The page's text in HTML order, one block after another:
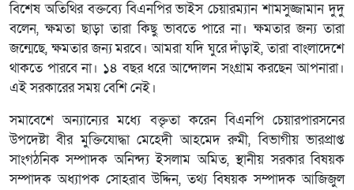
বিশেষ অতিথির বক্তব্যে বিএনপির ভাইস চেয়ারম্যান শামসুজ্জামান দুদু
বলেন, ক্ষমতা ছাড়া তারা কিছু ভাবতে পারে না। ক্ষমতার জন্য তারা
জন্মেছে, ক্ষমতার জন্য মরবে। আমরা যদি ঘুরে দাঁড়াই, তারা বাংলাদেশে
থাকতে পারবে না। ১৪ বছর ধরে আন্দোলন সংগ্রাম করছেন আপনারা।
এই সরকারের সময় বেশি নেই।
সমাবেশে অন্যান্যের মধ্যে বক্তৃতা করেন বিএনপি চেয়ারপারসনের
উপদেষ্টা বীর মুক্তিযোদ্ধা মেহেদী আহমেদ রুমী, বিভাগীয় ভারপ্রাপ্ত
সাংগঠনিক সম্পাদক অনিন্দ্য ইসলাম অমিত, স্থানীয় সরকার বিষয়ক
সম্পাদক অধ্যাপক সোহরাব উদ্দিন, তথ্য বিষয়ক সম্পাদক আজিজুল